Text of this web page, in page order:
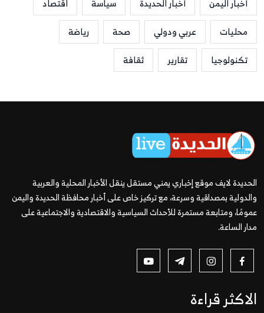
أخبار اليمن أخبار الحديدة سياسة
اقتصاد
محليات
عربي ودولي صحة
رياضة
تكنولوجيا
تقارير ثقافة
الحديدة لايف موقع إخباري يمني مستقل ينقل الأخبار المحلية والعربية
والدولية بمصداقية وسرعة، مع تركيز خاص على أخبار محافظة الحديدة واليمن
عمومًا، ومتابعة مستمرة للأحداث السياسية والاقتصادية والاجتماعية على
مدار الساعة.
الاكثر قراءة